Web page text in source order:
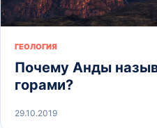
ГЕОЛОГИЯ
Почему Анды
горами?
29.10.2019